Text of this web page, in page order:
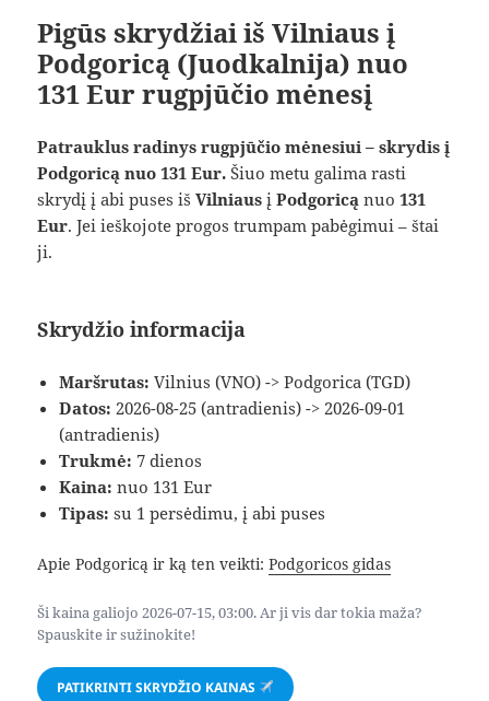
Pigūs skrydžiai iš Vilniaus į
Podgoricą (Juodkalnija) nuo
131 Eur rugpjūčio mėnesį
Patrauklus radinys rugpjūčio mėnesiui – skrydis į
Podgoricą nuo 131 Eur. Šiuo metu galima rasti
skrydį į abi puses išVilniaus įPodgoricą nuo131
Eur. Jei ieškojote progos trumpam pabėgimui – štai
ji.
Skrydžio informacija
Maršrutas: Vilnius (VNO) -> Podgorica (TGD)
Datos: 2026-08-25 (antradienis) -> 2026-09-01
(antradienis)
Trukmė: 7 dienos
Kaina: nuo 131 Eur
Tipas: su 1 persėdimu, į abi puses
Apie Podgoricą ir ką ten veikti:Podgoricos gidas
Ši kaina galiojo 2026-07-15, 03:00. Ar ji vis dar tokia maža?
Spauskite ir sužinokite!
PATIKRINTI SKRYDŽIO KAINAS